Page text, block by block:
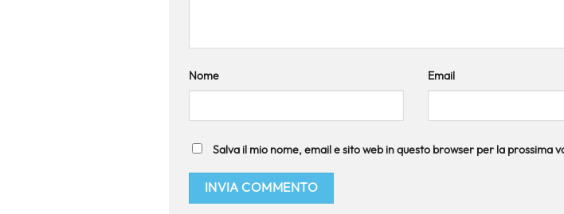
Nome Email
Salva il mio nome, email e sito web in questo browser per la prossima